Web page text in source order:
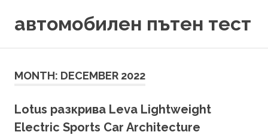
автомобилен пътен тест
MONTH: DECEMBER 2022
Lotus разкрива Leva Lightweight
Electric Sports Car Architecture